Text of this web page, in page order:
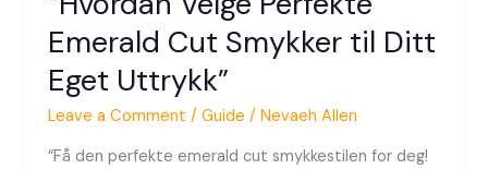
Emerald Cut Smykker til Ditt
Eget Uttrykk”
Leave a Comment /Guide /Nevaeh Allen
“Få den perfekte emerald cut smykkestilen for deg!